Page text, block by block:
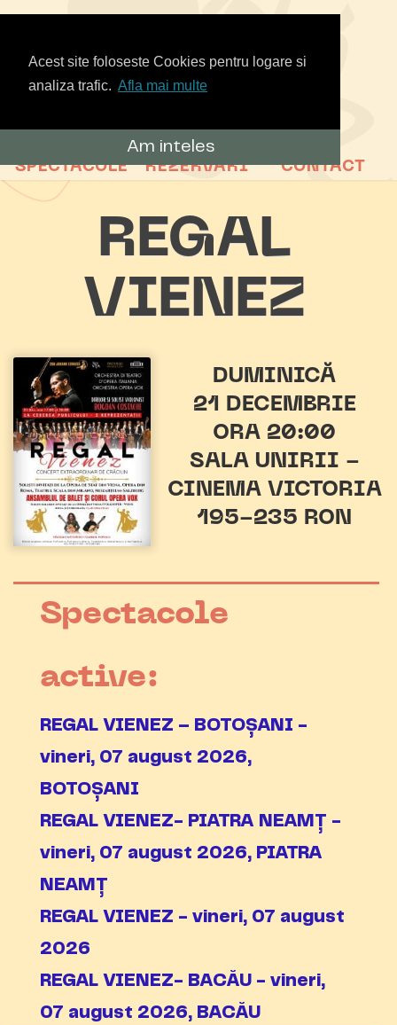
Acest site foloseste Cookies pentru logare si
analiza trafic. Afla mai multe
Am inteles
SPECTACOLE REZERVARI CONTACT
REGAL
VIENEZ
DUMINICĂ
21 DECEMBRIE
ORA 20:00
SALA UNIRII -
CINEMA VICTORIA
195-235 RON
Spectacole
active:
REGAL VIENEZ – BOTOȘANI -
vineri, 07 august 2026,
BOTOȘANI
REGAL VIENEZ- PIATRA NEAMȚ -
vineri, 07 august 2026, PIATRA
NEAMȚ
REGAL VIENEZ - vineri, 07 august
2026
REGAL VIENEZ- BACĂU - vineri,
07 august 2026, BACĂU